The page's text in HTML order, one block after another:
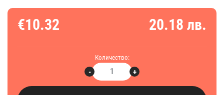
€10.32 20.18 лв.
Количество:
+
-